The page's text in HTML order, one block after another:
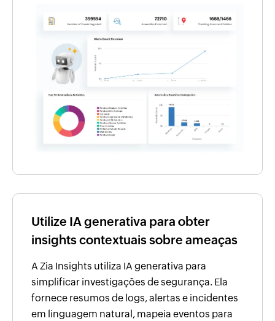
Utilize IA generativa para obter
insights contextuais sobre ameaças
A Zia Insights utiliza IA generativa para
simplificar investigações de segurança. Ela
fornece resumos de logs, alertas e incidentes
em linguagem natural, mapeia eventos para